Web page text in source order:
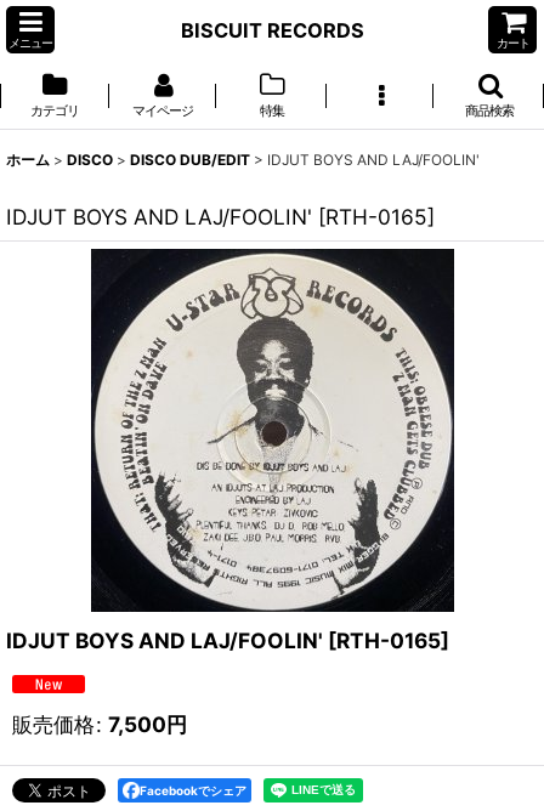
メニュー
BISCUIT RECORDS
カート
カテゴリ マイページ 特集 商品検索
ホーム > DISCO > DISCO DUB/EDIT > IDJUT BOYS AND LAJ/FOOLIN'
IDJUT BOYS AND LAJ/FOOLIN' [RTH-0165]
IDJUT BOYS AND LAJ/FOOLIN' [RTH-0165]
販売価格: 7,500円
Facebookでシェア